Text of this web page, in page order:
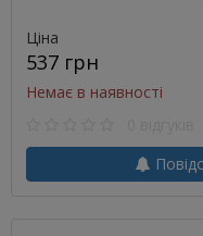
Ціна
537 грн
Немає в наявності